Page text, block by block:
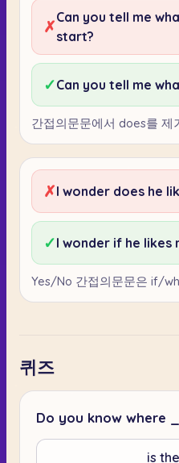
✗Can you tell me
start?
✓Can you tell me
간접의문문에서 does를 제
✗I wonder does he
✓I wonder if he likes
Yes/No 간접의문문은 if/
퀴즈
Do you know where
is